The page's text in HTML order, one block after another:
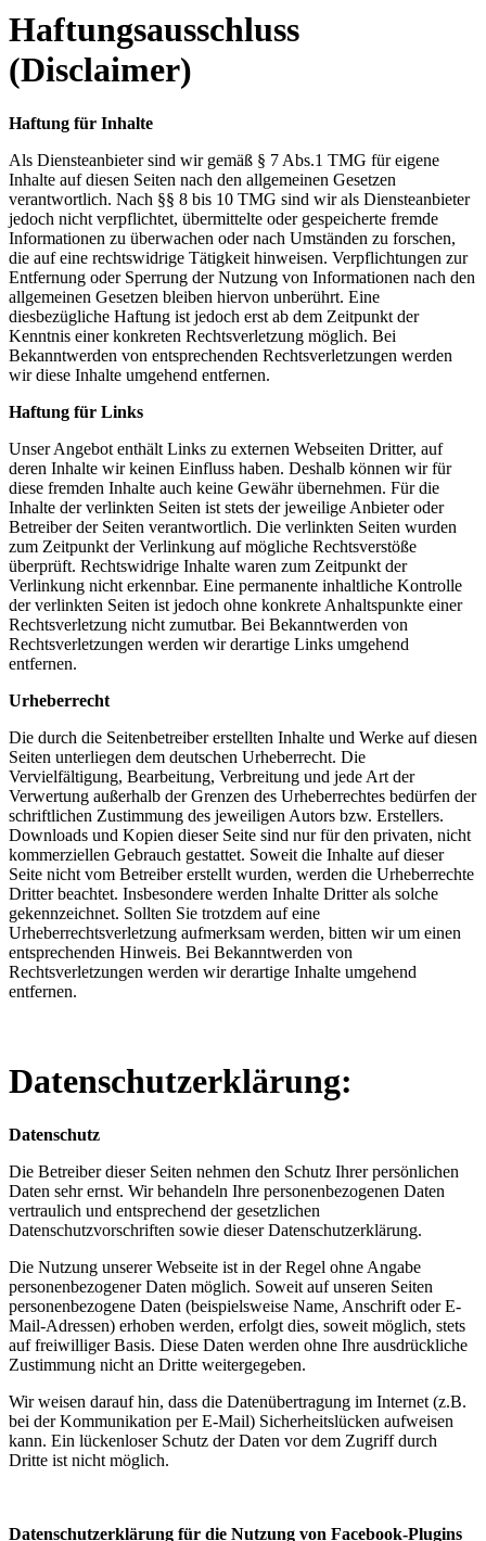
Haftungsausschluss
(Disclaimer)
Haftung für Inhalte
Als Diensteanbieter sind wir gemäß § 7 Abs.1 TMG für eigene
Inhalte auf diesen Seiten nach den allgemeinen Gesetzen
verantwortlich. Nach §§ 8 bis 10 TMG sind wir als Diensteanbieter
jedoch nicht verpflichtet, übermittelte oder gespeicherte fremde
Informationen zu überwachen oder nach Umständen zu forschen,
die auf eine rechtswidrige Tätigkeit hinweisen. Verpflichtungen zur
Entfernung oder Sperrung der Nutzung von Informationen nach den
allgemeinen Gesetzen bleiben hiervon unberührt. Eine
diesbezügliche Haftung ist jedoch erst ab dem Zeitpunkt der
Kenntnis einer konkreten Rechtsverletzung möglich. Bei
Bekanntwerden von entsprechenden Rechtsverletzungen werden
wir diese Inhalte umgehend entfernen.
Haftung für Links
Unser Angebot enthält Links zu externen Webseiten Dritter, auf
deren Inhalte wir keinen Einfluss haben. Deshalb können wir für
diese fremden Inhalte auch keine Gewähr übernehmen. Für die
Inhalte der verlinkten Seiten ist stets der jeweilige Anbieter oder
Betreiber der Seiten verantwortlich. Die verlinkten Seiten wurden
zum Zeitpunkt der Verlinkung auf mögliche Rechtsverstöße
überprüft. Rechtswidrige Inhalte waren zum Zeitpunkt der
Verlinkung nicht erkennbar. Eine permanente inhaltliche Kontrolle
der verlinkten Seiten ist jedoch ohne konkrete Anhaltspunkte einer
Rechtsverletzung nicht zumutbar. Bei Bekanntwerden von
Rechtsverletzungen werden wir derartige Links umgehend
entfernen.
Urheberrecht
Die durch die Seitenbetreiber erstellten Inhalte und Werke auf diesen
Seiten unterliegen dem deutschen Urheberrecht. Die
Vervielfältigung, Bearbeitung, Verbreitung und jede Art der
Verwertung außerhalb der Grenzen des Urheberrechtes bedürfen der
schriftlichen Zustimmung des jeweiligen Autors bzw. Erstellers.
Downloads und Kopien dieser Seite sind nur für den privaten, nicht
kommerziellen Gebrauch gestattet. Soweit die Inhalte auf dieser
Seite nicht vom Betreiber erstellt wurden, werden die Urheberrechte
Dritter beachtet. Insbesondere werden Inhalte Dritter als solche
gekennzeichnet. Sollten Sie trotzdem auf eine
Urheberrechtsverletzung aufmerksam werden, bitten wir um einen
entsprechenden Hinweis. Bei Bekanntwerden von
Rechtsverletzungen werden wir derartige Inhalte umgehend
entfernen.
Datenschutzerklärung:
Datenschutz
Die Betreiber dieser Seiten nehmen den Schutz Ihrer persönlichen
Daten sehr ernst. Wir behandeln Ihre personenbezogenen Daten
vertraulich und entsprechend der gesetzlichen
Datenschutzvorschriften sowie dieser Datenschutzerklärung.
Die Nutzung unserer Webseite ist in der Regel ohne Angabe
personenbezogener Daten möglich. Soweit auf unseren Seiten
personenbezogene Daten (beispielsweise Name, Anschrift oder E-
Mail-Adressen) erhoben werden, erfolgt dies, soweit möglich, stets
auf freiwilliger Basis. Diese Daten werden ohne Ihre ausdrückliche
Zustimmung nicht an Dritte weitergegeben.
Wir weisen darauf hin, dass die Datenübertragung im Internet (z.B.
bei der Kommunikation per E-Mail) Sicherheitslücken aufweisen
kann. Ein lückenloser Schutz der Daten vor dem Zugriff durch
Dritte ist nicht möglich.
Datenschutzerklärung für die Nutzung von Facebook-Plugins